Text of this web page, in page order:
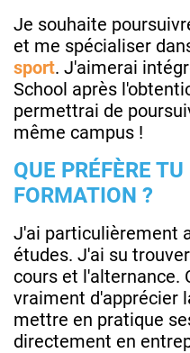
Je souhaite
et me spécialiser
sport. J'aimerai
School après
permettrai de
même campus !
QUE PRÉFÈRE
FORMATION ?
J'ai particulièrement
études. J'ai su
cours et l'alternance.
vraiment d'apprécier
mettre en pratique
directement en